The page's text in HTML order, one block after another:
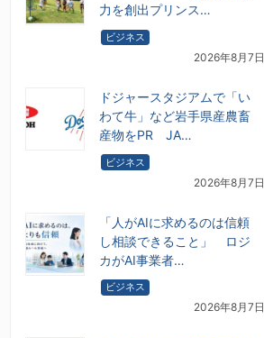
力を創出プリンス…
ビジネス
2026年8月7日
ドジャースタジアムで「い
わて牛」など岩手県産農畜
産物をPR JA…
ビジネス
2026年8月7日
「人がAIに求めるのは信頼
し相談できること」 ロジ
カがAI事業者…
ビジネス
2026年8月7日